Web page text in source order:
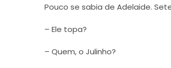
Pouco se sabia de Adelaide.
– Ele topa?
– Quem, o Julinho?